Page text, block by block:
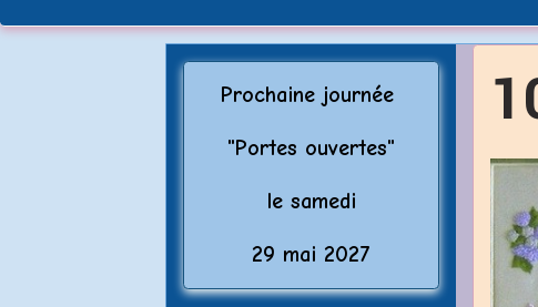
Prochaine journée
"Portes ouvertes"
le samedi
29 mai 2027